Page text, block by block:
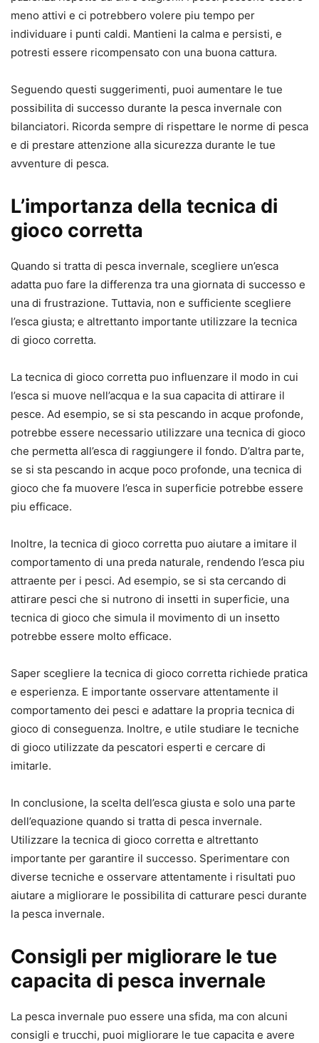
meno attivi e ci potrebbero volere piu tempo per
individuare i punti caldi. Mantieni la calma e persisti, e
potresti essere ricompensato con una buona cattura.
Seguendo questi suggerimenti, puoi aumentare le tue
possibilita di successo durante la pesca invernale con
bilanciatori. Ricorda sempre di rispettare le norme di pesca
e di prestare attenzione alla sicurezza durante le tue
avventure di pesca.
L’importanza della tecnica di
gioco corretta
Quando si tratta di pesca invernale, scegliere un’esca
adatta puo fare la differenza tra una giornata di successo e
una di frustrazione. Tuttavia, non e sufficiente scegliere
l’esca giusta; e altrettanto importante utilizzare la tecnica
di gioco corretta.
La tecnica di gioco corretta puo influenzare il modo in cui
l’esca si muove nell’acqua e la sua capacita di attirare il
pesce. Ad esempio, se si sta pescando in acque profonde,
potrebbe essere necessario utilizzare una tecnica di gioco
che permetta all’esca di raggiungere il fondo. D’altra parte,
se si sta pescando in acque poco profonde, una tecnica di
gioco che fa muovere l’esca in superficie potrebbe essere
piu efficace.
Inoltre, la tecnica di gioco corretta puo aiutare a imitare il
comportamento di una preda naturale, rendendo l’esca piu
attraente per i pesci. Ad esempio, se si sta cercando di
attirare pesci che si nutrono di insetti in superficie, una
tecnica di gioco che simula il movimento di un insetto
potrebbe essere molto efficace.
Saper scegliere la tecnica di gioco corretta richiede pratica
e esperienza. E importante osservare attentamente il
comportamento dei pesci e adattare la propria tecnica di
gioco di conseguenza. Inoltre, e utile studiare le tecniche
di gioco utilizzate da pescatori esperti e cercare di
imitarle.
In conclusione, la scelta dell’esca giusta e solo una parte
dell’equazione quando si tratta di pesca invernale.
Utilizzare la tecnica di gioco corretta e altrettanto
importante per garantire il successo. Sperimentare con
diverse tecniche e osservare attentamente i risultati puo
aiutare a migliorare le possibilita di catturare pesci durante
la pesca invernale.
Consigli per migliorare le tue
capacita di pesca invernale
La pesca invernale puo essere una sfida, ma con alcuni
consigli e trucchi, puoi migliorare le tue capacita e avere